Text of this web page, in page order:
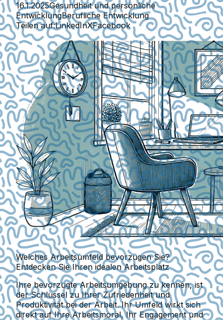
16.1.2025Gesundheit und persönliche
EntwicklungBerufliche Entwicklung
Teilen auf:LinkedInXFacebook
Welches Arbeitsumfeld bevorzugen Sie?
Entdecken Sie Ihren idealen Arbeitsplatz
Ihre bevorzugte Arbeitsumgebung zu kennen, ist
der Schlüssel zu Ihrer Zufriedenheit und
Produktivität bei der Arbeit. Ihr Umfeld wirkt sich
direkt auf Ihre Arbeitsmoral, Ihr Engagement und